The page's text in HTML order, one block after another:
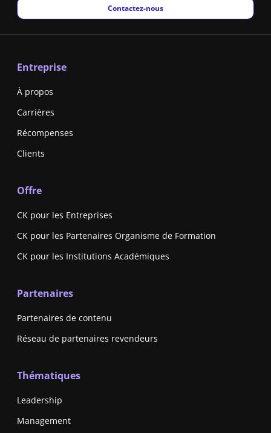
New window
Contactez-nous
Entreprise
À propos
Carrières
Récompenses
Clients
Offre
CK pour les Entreprises
CK pour les Partenaires Organisme de Formation
CK pour les Institutions Académiques
Partenaires
Partenaires de contenu
Réseau de partenaires revendeurs
Thématiques
Leadership
Management